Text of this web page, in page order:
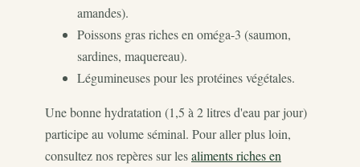
amandes).
Poissons gras riches en oméga-3 (saumon,
sardines, maquereau).
Légumineuses pour les protéines végétales.
Une bonne hydratation (1,5 à 2 litres d'eau par jour)
participe au volume séminal. Pour aller plus loin,
consultez nos repères sur lesaliments riches en